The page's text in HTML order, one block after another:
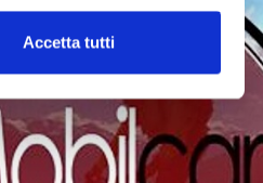
Accetta tutti